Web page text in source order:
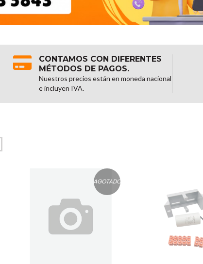
CONTAMOS CON DIFERENTES
MÉTODOS DE PAGOS.
Nuestros precios están en moneda nacional
e incluyen IVA.
AGOTADO